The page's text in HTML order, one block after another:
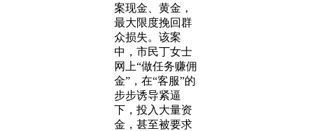
案现金、黄金，
最大限度挽回群
众损失。该案
中，市民丁女士
网上“做任务赚佣
金”，在“客服”的
步步诱导紧逼
下，投入大量资
金，甚至被要求